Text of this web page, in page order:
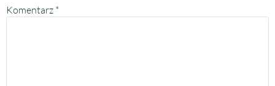
Komentarz *